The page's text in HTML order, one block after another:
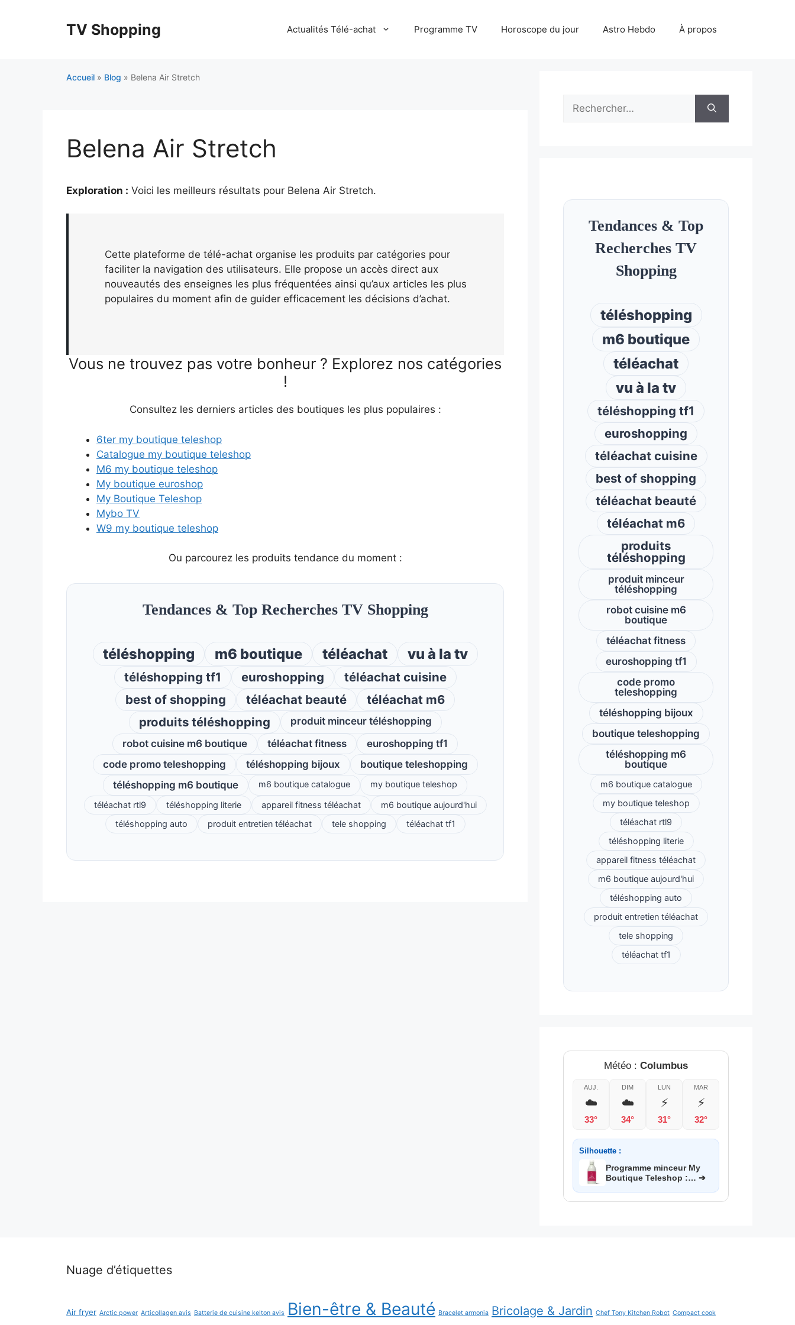
TV Shopping Actualités Télé-achat Programme TV Horoscope du jour Astro Hebdo À propos
Accueil » Blog » Belena Air Stretch
Belena Air Stretch
Exploration : Voici les meilleurs résultats pour Belena Air Stretch.
Cette plateforme de télé-achat organise les produits par catégories pour
faciliter la navigation des utilisateurs. Elle propose un accès direct aux
nouveautés des enseignes les plus fréquentées ainsi qu’aux articles les plus
populaires du moment afin de guider efficacement les décisions d’achat.
Vous ne trouvez pas votre bonheur ? Explorez nos catégories
!
Consultez les derniers articles des boutiques les plus populaires :
6ter my boutique teleshop
Catalogue my boutique teleshop
M6 my boutique teleshop
My boutique euroshop
My Boutique Teleshop
Mybo TV
W9 my boutique teleshop
Ou parcourez les produits tendance du moment :
Tendances & Top Recherches TV Shopping
téléshopping m6 boutique téléachat vu à la tv
téléshopping tf1 euroshopping
téléachat cuisine
best of shopping
téléachat beauté
téléachat m6
produits téléshopping
produit minceur téléshopping
robot cuisine m6 boutique
téléachat fitness
euroshopping tf1
code promo teleshopping
téléshopping bijoux
boutique teleshopping
téléshopping m6 boutique
m6 boutique catalogue my boutique teleshop
téléachat rtl9 téléshopping literie appareil fitness téléachat
m6 boutique aujourd'hui
téléshopping auto
produit entretien téléachat tele shopping téléachat tf1
Rechercher :
Tendances & Top
Recherches TV
Shopping
téléshopping
m6 boutique
téléachat
vu à la tv
téléshopping tf1
euroshopping
téléachat cuisine
best of shopping
téléachat beauté
téléachat m6
produits
téléshopping
produit minceur
téléshopping
robot cuisine m6
boutique
téléachat fitness
euroshopping tf1
code promo
teleshopping
téléshopping bijoux
boutique teleshopping
téléshopping m6
boutique
m6 boutique catalogue
my boutique teleshop
téléachat rtl9
téléshopping literie
appareil fitness téléachat
m6 boutique aujourd'hui
téléshopping auto
produit entretien téléachat
tele shopping
téléachat tf1
Météo : Columbus
AUJ.
☁️
33°
DIM
☁️
34°
LUN
⚡
31°
MAR
⚡
32°
Silhouette :
Programme minceur My
Boutique Teleshop :… ➔
Nuage d’étiquettes
Air fryer Arctic power Articollagen avis Batterie de cuisine kelton avis Bien-être & Beauté Bracelet armonia Bricolage & Jardin Chef Tony Kitchen Robot Compact cook